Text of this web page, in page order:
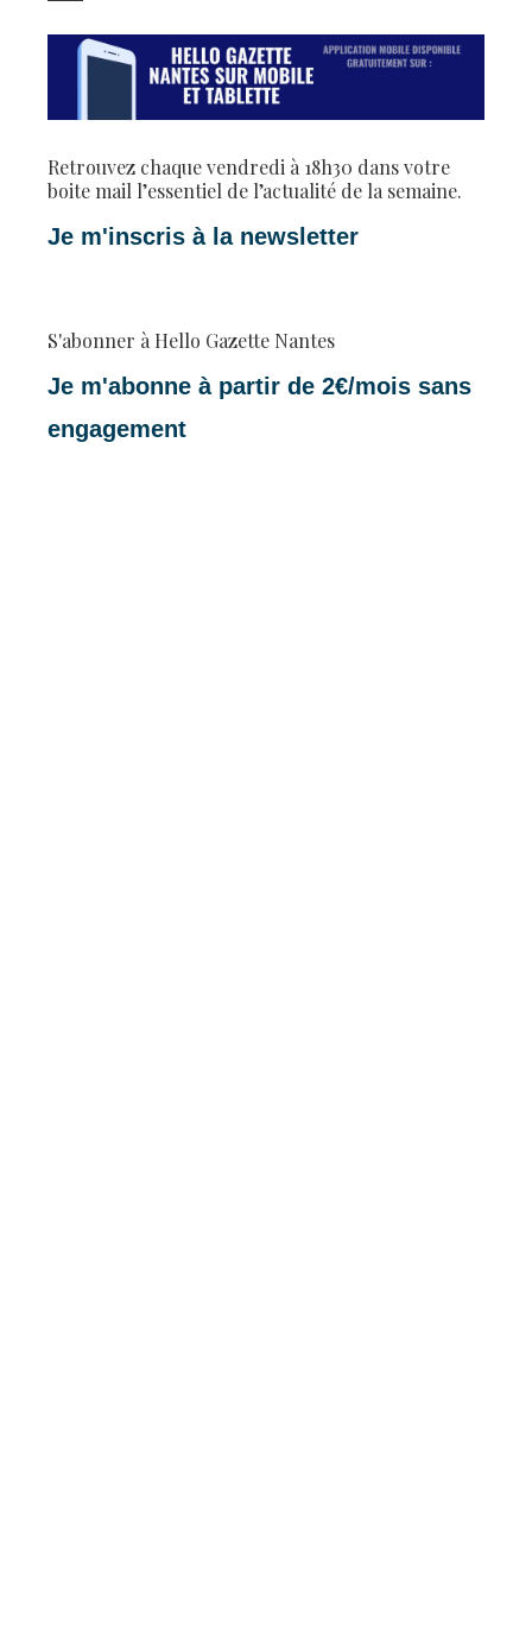
Retrouvez chaque vendredi à 18h30 dans votre
boite mail l’essentiel de l’actualité de la semaine.
Je m'inscris à la newsletter
S'abonner à Hello Gazette Nantes
Je m'abonne à partir de 2€/mois sans
engagement